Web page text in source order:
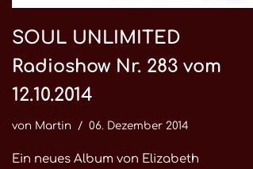
SOUL UNLIMITED
Radioshow Nr. 283 vom
12.10.2014
von Martin 06. Dezember 2014
Ein neues Album von Elizabeth